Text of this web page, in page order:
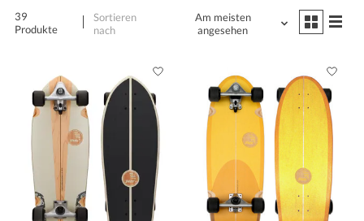
39
Produkte
Sortieren
nach
Am meisten
angesehen